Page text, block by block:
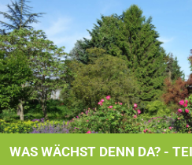
WAS WÄCHST DENN DA? -